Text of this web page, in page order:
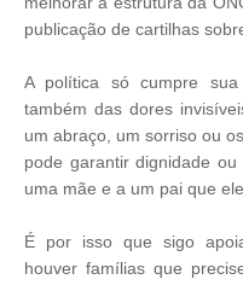
publicação de cartilhas
A política só cumpre sua
também das dores
um abraço, um sorriso ou
pode garantir dignidade
uma mãe e a um pai que
É por isso que sigo
houver famílias que